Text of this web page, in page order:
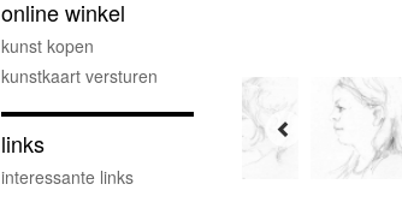
online winkel
kunst kopen
kunstkaart versturen
links
interessante links